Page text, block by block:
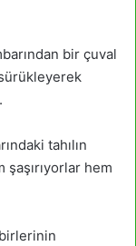
bir çuval
tahılın
şaşırıyorlar hem